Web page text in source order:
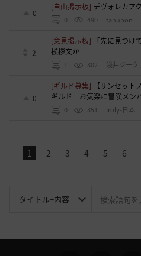
0
[自由掲示板] デヴォレカア
0 490 tanupon
2
[意見掲示板]
「先に見つ
挨拶文か
1 302 浅井ジーク
0
[ギルド募集]
【サンセッ
ギルド お気楽に冒険メン
0 351 Iroly-日本
1 2 3 4 5 6